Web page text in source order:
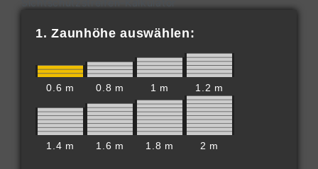
1. Zaunhöhe auswählen:
0.6 m 0.8 m 1 m 1.2 m
1.4 m 1.6 m 1.8 m 2 m